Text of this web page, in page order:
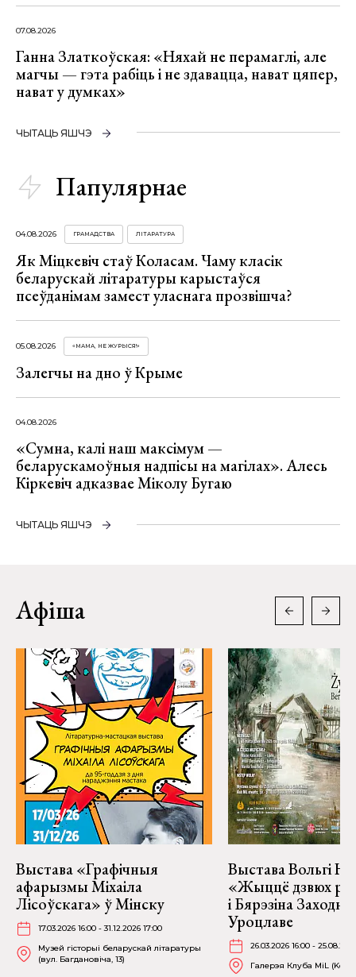
07.08.2026
Ганна Златкоўская: «Няхай не перамаглі, але
магчы — гэта рабіць і не здавацца, нават цяпер,
нават у думках»
ЧЫТАЦЬ ЯШЧЭ
Папулярнае
04.08.2026 ГРАМАДСТВА ЛІТАРАТУРА
Як Міцкевіч стаў Коласам. Чаму класік
беларускай літаратуры карыстаўся
псеўданімам замест уласнага прозвішча?
05.08.2026 «МАМА, НЕ ЖУРЫСЯ!»
Залегчы на дно ў Крыме
04.08.2026
«Сумна, калі наш максімум —
беларускамоўныя надпісы на магілах». Алесь
Кіркевіч адказвае Міколу Бугаю
ЧЫТАЦЬ ЯШЧЭ
Афіша
Выстава «Графічныя
афарызмы Міхаіла
Лісоўскага» ў Мінску
17.03.2026 16:00 - 31.12.2026 17:00
Музей гісторыі беларускай літаратуры
(вул. Багдановіча, 13)
Выстава Вольгі
«Жыццё дзвюх
і Бярэзіна
Уроцлаве
26.03.2026 16:00 -
Галерэя Клуба MiL